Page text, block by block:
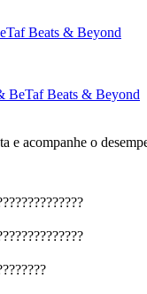
Beats & Beyond
BeTaf Beats & Beyond
e acompanhe o